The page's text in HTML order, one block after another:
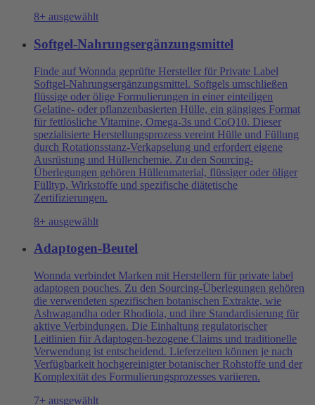
8+ ausgewählt
Softgel-Nahrungsergänzungsmittel
Finde auf Wonnda geprüfte Hersteller für Private Label
Softgel-Nahrungsergänzungsmittel. Softgels umschließen
flüssige oder ölige Formulierungen in einer einteiligen
Gelatine- oder pflanzenbasierten Hülle, ein gängiges Format
für fettlösliche Vitamine, Omega-3s und CoQ10. Dieser
spezialisierte Herstellungsprozess vereint Hülle und Füllung
durch Rotationsstanz-Verkapselung und erfordert eigene
Ausrüstung und Hüllenchemie. Zu den Sourcing-
Überlegungen gehören Hüllenmaterial, flüssiger oder öliger
Fülltyp, Wirkstoffe und spezifische diätetische
Zertifizierungen.
8+ ausgewählt
Adaptogen-Beutel
Wonnda verbindet Marken mit Herstellern für private label
adaptogen pouches. Zu den Sourcing-Überlegungen gehören
die verwendeten spezifischen botanischen Extrakte, wie
Ashwagandha oder Rhodiola, und ihre Standardisierung für
aktive Verbindungen. Die Einhaltung regulatorischer
Leitlinien für Adaptogen-bezogene Claims und traditionelle
Verwendung ist entscheidend. Lieferzeiten können je nach
Verfügbarkeit hochgereinigter botanischer Rohstoffe und der
Komplexität des Formulierungsprozesses variieren.
7+ ausgewählt